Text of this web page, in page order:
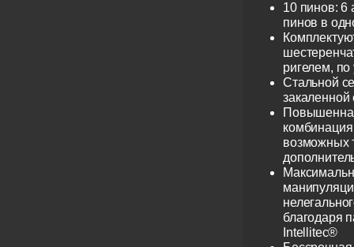
10 пинов: 6
пинов в
ригелем,
Стальной
закаленной
возможных
благодаря
Intellitec®